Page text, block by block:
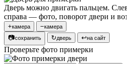
Дверь можно двигать пальцем.
справа — фото, поворот двери и
+камера −камера
📷сохранить ↻дверь ↩на сайт
Проверьте фото примерки